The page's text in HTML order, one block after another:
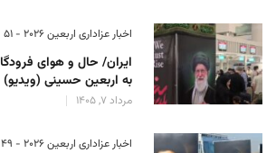
اخبار عزاداری اربعین ۲۰۲۶ - 51
ایران/ حال و هوای
به اربعین حسینی (ویدیو)
مرداد 7, 1405
اخبار عزاداری اربعین ۲۰۲۶ - 49